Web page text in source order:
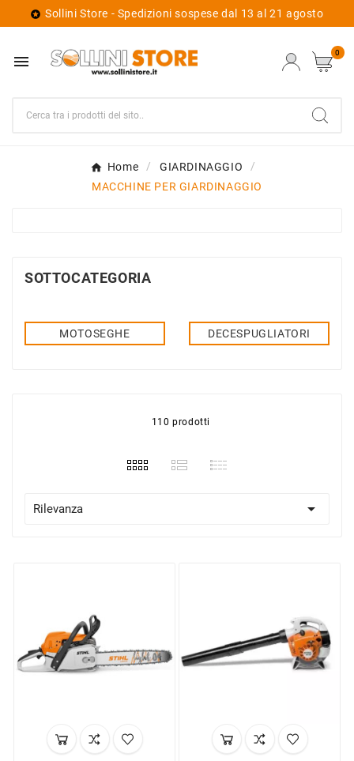
 Sollini Store - Spedizioni sospese dal 13 al 21 agosto
 0
Home
GIARDINAGGIO
MACCHINE PER GIARDINAGGIO
SOTTOCATEGORIA
MOTOSEGHE DECESPUGLIATORI
110 prodotti
Rilevanza 